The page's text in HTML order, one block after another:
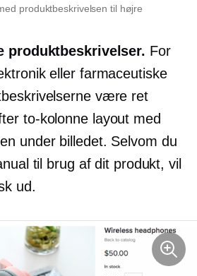
produktbeskrivelsen til højre
produktbeskrivelser. For
eller farmaceutiske
være ret
to-kolonnelayout med
under billedet. Selvom du
til brug af dit produkt, vil
ud.